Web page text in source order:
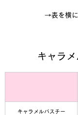
→表を横
キャラ
キャラメルバスチー